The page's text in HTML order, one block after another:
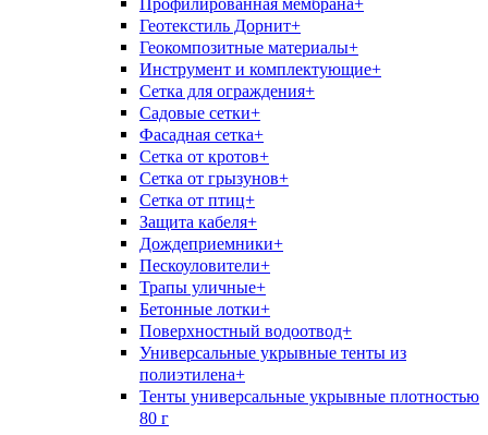
Геотекстиль Дорнит+
Геокомпозитные материалы+
Инструмент и комплектующие+
Сетка для ограждения+
Садовые сетки+
Фасадная сетка+
Сетка от кротов+
Сетка от грызунов+
Сетка от птиц+
Защита кабеля+
Дождеприемники+
Пескоуловители+
Трапы уличные+
Бетонные лотки+
Поверхностный водоотвод+
Универсальные укрывные тенты из
полиэтилена+
Тенты универсальные укрывные плотностью
80 г